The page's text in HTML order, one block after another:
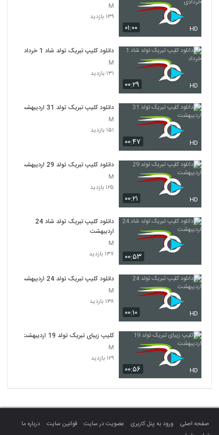
۰۱:۰۰ HD
M
۱۳۹ بازدید
۰۰:۲۹ HD
دانلود کلیپ تبریک تولد شاد 1 خرداد
M
۱۳۱ بازدید
۰۰:۴۷ HD
دانلود کلیپ تبریک تولد 31 اردیبهشت
M
۱۵۱ بازدید
۰۰:۲۱ HD
دانلود کلیپ تبریک تولد 29 اردیبهشت
M
۱۲۵ بازدید
۰۰:۵۳
دانلود کلیپ تبریک تولد شاد 24
اردیبهشت
M
۱۳۷ بازدید
۰۰:۱۰ HD
دانلود کلیپ تبریک تولد 24 اردیبهشت
M
۱۳۸ بازدید
۰۰:۵۶ HD
کلیپ زیبای تبریک تولد 19 اردیبهشت
M
۱۲۹ بازدید
صفحه اصلی ورود به پنل کاربری عضویت در سایت قوانین سایت
درباره ما